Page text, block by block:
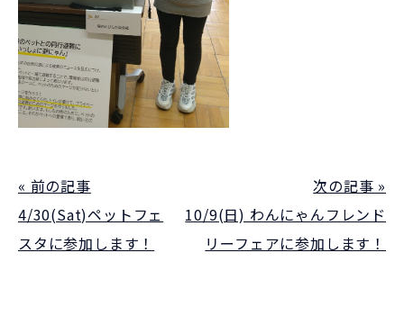
« 前の記事
4/30(Sat)ペットフェ
スタに参加します！
次の記事 »
10/9(日) わんにゃんフレンド
リーフェアに参加します！